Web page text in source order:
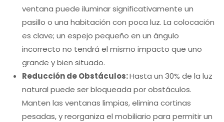
ventana puede iluminar significativamente un
pasillo o una habitación con poca luz. La colocación
es clave; un espejo pequeño en un ángulo
incorrecto no tendrá el mismo impacto que uno
grande y bien situado.
Reducción de Obstáculos:Hasta un 30% de la luz
natural puede ser bloqueada por obstáculos.
Manten las ventanas limpias, elimina cortinas
pesadas, y reorganiza el mobiliario para permitir un